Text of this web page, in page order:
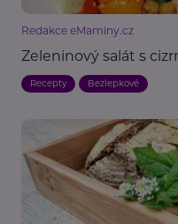
Redakce eMaminy.cz
Zeleninový salát s
Recepty Bezlepkové